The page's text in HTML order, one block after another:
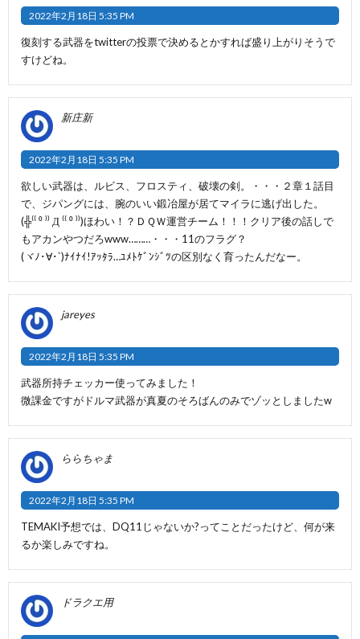
2022年2月18日 5:35 PM
復刻する武器をtwitterの投票で決めるとかすれば盛り上がりそうで
すけどね。
新庄新
2022年2月18日 5:35 PM
欲しい武器は、ルビス、フロスティ、破壊の剣。・・・２章１話目
で、ジパングには、腕のいい鍛冶屋が居てマイラに逃げ出した。
(╬⁽⁽ ⁰ ⁾⁾ Д ⁽⁽ ⁰ ⁾⁾)ほわい！？ＤＱＷ運営チーム！！！クリア後の話しで
もアカンやつだろwww………・・・11のフラグ？
(ヾﾉ･∀･`)ﾅｲﾅｲ!ｱｯﾀﾗ…ﾕﾒﾄｹﾞﾝｼﾞﾂの区別なく育ったんだなー。
jareyes
2022年2月18日 5:35 PM
武器所持チェッカー使ってみました！
微課金ですがドルマ武器が真夏のそろばんのみでゾッとしましたw
ららちゃま
2022年2月18日 5:35 PM
TEMAKI予想では、DQ11じゃないか?ってことだったけど、何が来
るか楽しみですね。
ドラクエ用